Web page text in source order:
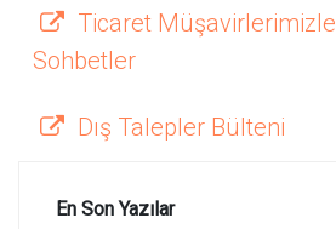
Ticaret
Sohbetler
Dış Talepler Bülteni
En Son Yazılar